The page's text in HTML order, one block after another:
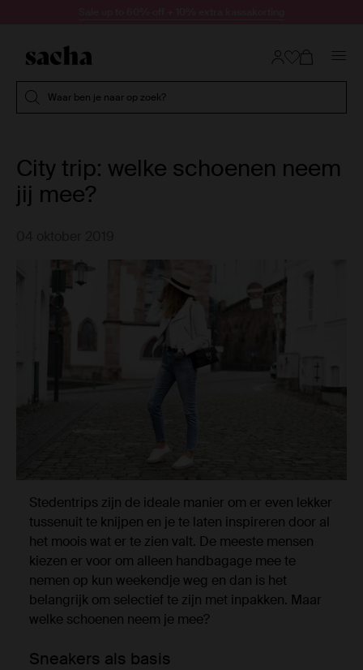
Waar ben je naar op zoek?
City trip: welke schoenen neem
jij mee?
Stedentrips zijn de ideale manier om er even lekker
tussenuit te knijpen en je te laten inspireren door al
het moois wat er te zien valt. De meeste mensen
kiezen er voor om alleen handbagage mee te
nemen op kun weekendje weg en dan is het
belangrijk om selectief te zijn met inpakken. Maar
welke schoenen neem je mee?
Sneakers als basis